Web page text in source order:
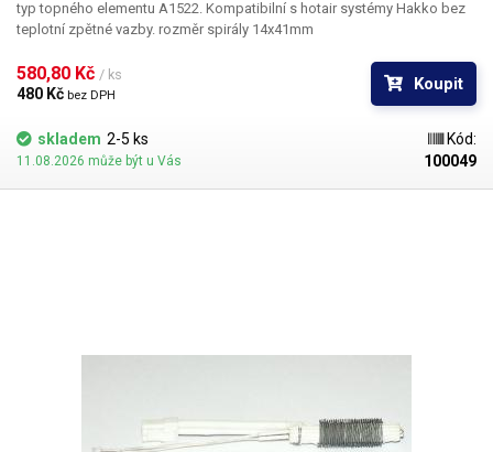
typ topného elementu A1522. Kompatibilní s hotair systémy Hakko bez
580,80 Kč / ks
480 Kč bez DPH
Koupit
skladem 2-5 ks
11.08.2026 může být u Vás
Kód:
100049